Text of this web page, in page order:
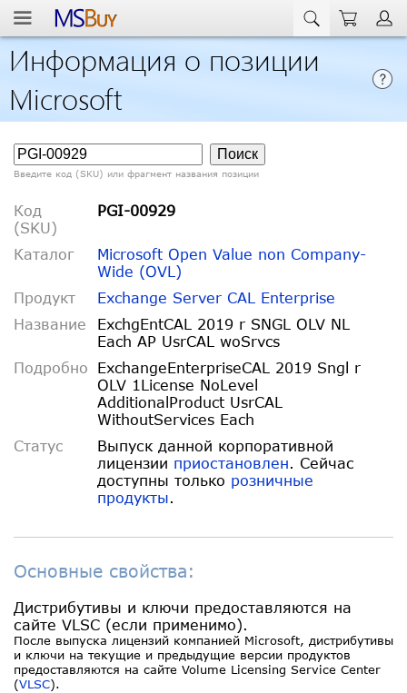
Информация о позиции
Microsoft
Введите код (SKU) или фрагмент названия позиции
Код
(SKU)
PGI-00929
Каталог
Microsoft Open Value non Company-
Wide (OVL)
Продукт
Exchange Server CAL Enterprise
Название
ExchgEntCAL 2019 r SNGL OLV NL
Each AP UsrCAL woSrvcs
Подробно
ExchangeEnterpriseCAL 2019 Sngl r
OLV 1License NoLevel
AdditionalProduct UsrCAL
WithoutServices Each
Статус
Выпуск данной корпоративной
лицензии приостановлен. Сейчас
доступны только розничные
продукты.
Основные свойства:
Дистрибутивы и ключи предоставляются на
сайте VLSC (если применимо).
После выпуска лицензий компанией Microsoft, дистрибутивы
и ключи на текущие и предыдущие версии продуктов
предоставляются на сайте Volume Licensing Service Center
(VLSC).